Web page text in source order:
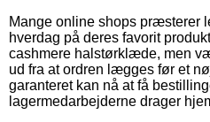
Mange online shops præsterer
hverdag på deres favorit
cashmere halstørklæde, men
ud fra at ordren lægges før et
garanteret kan nå at få
lagermedarbejderne drager